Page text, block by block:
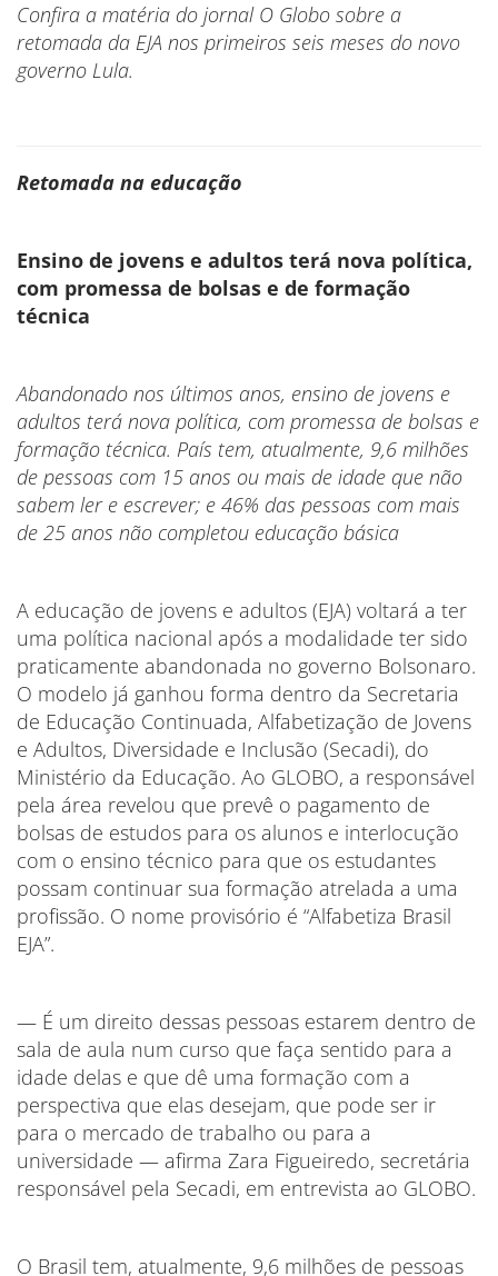
Confira a matéria do jornal O Globo sobre a
retomada da EJA nos primeiros seis meses do novo
governo Lula.
Retomada na educação
Ensino de jovens e adultos terá nova política,
com promessa de bolsas e de formação
técnica
Abandonado nos últimos anos, ensino de jovens e
adultos terá nova política, com promessa de bolsas e
formação técnica. País tem, atualmente, 9,6 milhões
de pessoas com 15 anos ou mais de idade que não
sabem ler e escrever; e 46% das pessoas com mais
de 25 anos não completou educação básica
A educação de jovens e adultos (EJA) voltará a ter
uma política nacional após a modalidade ter sido
praticamente abandonada no governo Bolsonaro.
O modelo já ganhou forma dentro da Secretaria
de Educação Continuada, Alfabetização de Jovens
e Adultos, Diversidade e Inclusão (Secadi), do
Ministério da Educação. Ao GLOBO, a responsável
pela área revelou que prevê o pagamento de
bolsas de estudos para os alunos e interlocução
com o ensino técnico para que os estudantes
possam continuar sua formação atrelada a uma
profissão. O nome provisório é “Alfabetiza Brasil
EJA”.
— É um direito dessas pessoas estarem dentro de
sala de aula num curso que faça sentido para a
idade delas e que dê uma formação com a
perspectiva que elas desejam, que pode ser ir
para o mercado de trabalho ou para a
universidade — afirma Zara Figueiredo, secretária
responsável pela Secadi, em entrevista ao GLOBO.
O Brasil tem, atualmente, 9,6 milhões de pessoas